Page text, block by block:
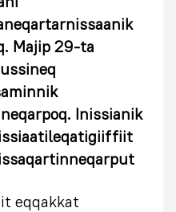
Majip 29-ta
Inissianik
eqqakkat